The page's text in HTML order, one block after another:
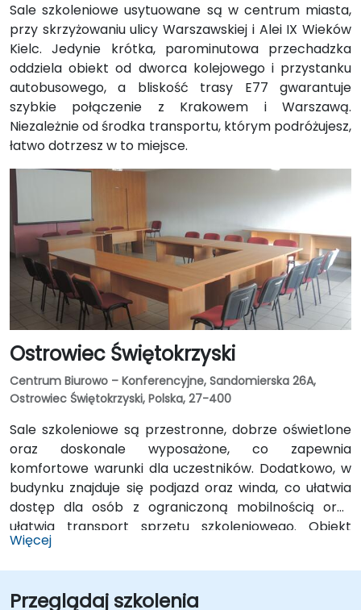
Sale szkoleniowe usytuowane są w centrum miasta,
przy skrzyżowaniu ulicy Warszawskiej i Alei IX Wieków
Kielc. Jedynie krótka, parominutowa przechadzka
oddziela obiekt od dworca kolejowego i przystanku
autobusowego, a bliskość trasy E77 gwarantuje
szybkie połączenie z Krakowem i Warszawą.
Niezależnie od środka transportu, którym podróżujesz,
łatwo dotrzesz w to miejsce.
Ostrowiec Świętokrzyski
Centrum Biurowo – Konferencyjne, Sandomierska 26A,
Ostrowiec Świętokrzyski, Polska, 27-400
Sale szkoleniowe są przestronne, dobrze oświetlone
oraz doskonale wyposażone, co zapewnia
komfortowe warunki dla uczestników. Dodatkowo, w
budynku znajduje się podjazd oraz winda, co ułatwia
dostęp dla osób z ograniczoną mobilnością oraz
ułatwia transport sprzętu szkoleniowego. Obiekt
usytuowany jest zaledwie 3.5 kilometra od centrum
metrów od najbliższego przystanku autobusowego,
Więcej
Przeglądaj szkolenia